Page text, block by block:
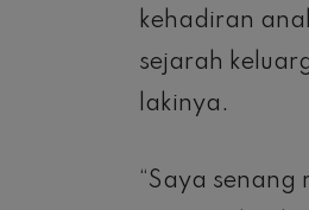
kehadiran
sejarah
lakinya.
“Saya